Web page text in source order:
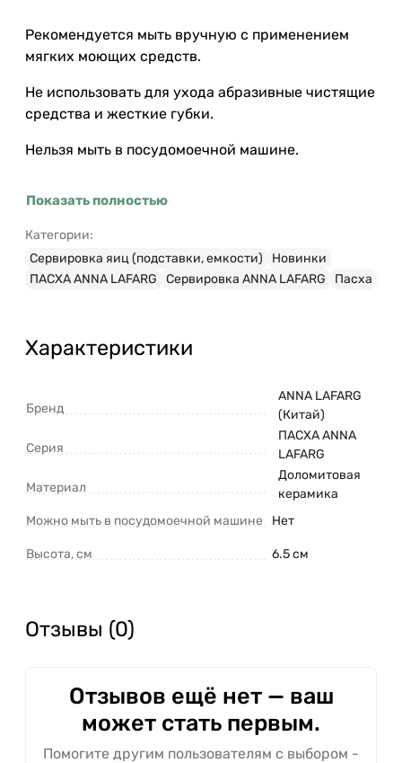
Рекомендуется мыть вручную с применением
мягких моющих средств.
Не использовать для ухода абразивные чистящие
средства и жесткие губки.
Нельзя мыть в посудомоечной машине.
Показать полностью
Категории:
Сервировка яиц (подставки, емкости)
Новинки
ПАСХА ANNA LAFARG
Сервировка ANNA LAFARG Пасха
Характеристики
Бренд
ANNA LAFARG
(Китай)
Серия
ПАСХА ANNA
LAFARG
Материал
Доломитовая
керамика
Можно мыть в посудомоечной машине
Нет
Высота, см 6.5 см
Отзывы (0)
Отзывов ещё нет — ваш
может стать первым.
Помогите другим пользователям с выбором -